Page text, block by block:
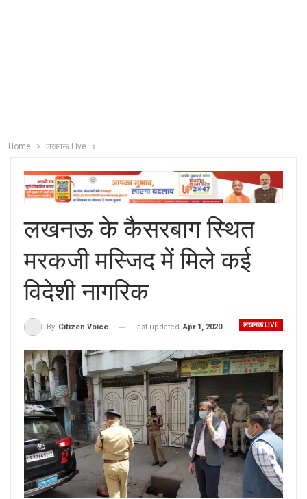
Home लखनऊ Live
लखनऊ के कैसरबाग स्थित
मरकजी मस्जिद में मिले कई
विदेशी नागरिक
लखनऊ LIVE
By Citizen Voice Last updated Apr 1, 2020